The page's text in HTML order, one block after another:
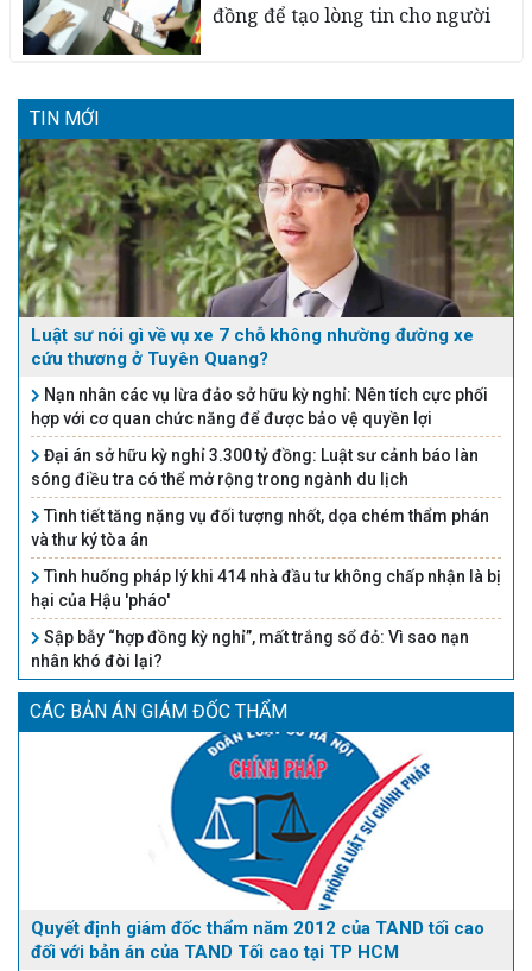
đồng để tạo lòng tin cho người
TIN MỚI
Luật sư nói gì về vụ xe 7 chỗ không nhường đường xe
cứu thương ở Tuyên Quang?
Nạn nhân các vụ lừa đảo sở hữu kỳ nghỉ: Nên tích cực phối
hợp với cơ quan chức năng để được bảo vệ quyền lợi
Đại án sở hữu kỳ nghỉ 3.300 tỷ đồng: Luật sư cảnh báo làn
sóng điều tra có thể mở rộng trong ngành du lịch
Tình tiết tăng nặng vụ đối tượng nhốt, dọa chém thẩm phán
và thư ký tòa án
Tình huống pháp lý khi 414 nhà đầu tư không chấp nhận là bị
hại của Hậu 'pháo'
Sập bẫy “hợp đồng kỳ nghỉ”, mất trắng sổ đỏ: Vì sao nạn
nhân khó đòi lại?
CÁC BẢN ÁN GIÁM ĐỐC THẨM
Quyết định giám đốc thẩm năm 2012 của TAND tối cao
đối với bản án của TAND Tối cao tại TP HCM